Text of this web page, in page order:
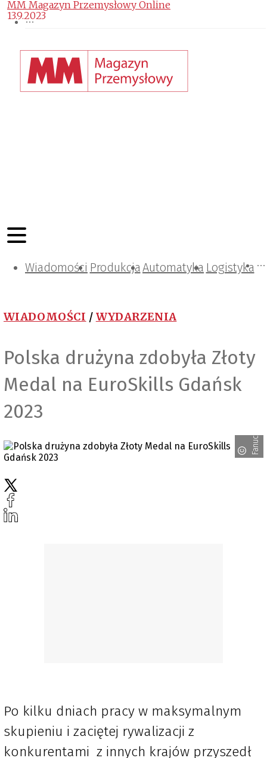
Wiadomości ProdukcjaAutomatyka Logistyka
Projektowanie i konstrukcje
Zarządzanie i IT
Tematy specjalne
WIADOMOŚCI / WYDARZENIA
Polska drużyna zdobyła Złoty
Medal na EuroSkills Gdańsk
2023
Fanuc
MM Magazyn Przemysłowy Online
13.9.2023
Po kilku dniach pracy w maksymalnym
skupieniu i zaciętej rywalizacji z
konkurentami z innych krajów przyszedł